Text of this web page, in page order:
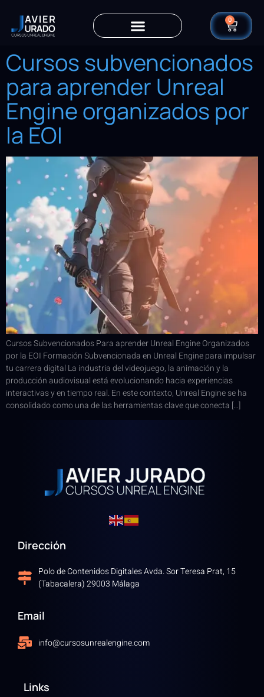
0
Cursos subvencionados
para aprender Unreal
Engine organizados por
la EOI
Cursos Subvencionados Para aprender Unreal Engine Organizados
por la EOI Formación Subvencionada en Unreal Engine para impulsar
tu carrera digital La industria del videojuego, la animación y la
producción audiovisual está evolucionando hacia experiencias
interactivas y en tiempo real. En este contexto, Unreal Engine se ha
consolidado como una de las herramientas clave que conecta […]
Dirección
Polo de Contenidos Digitales Avda. Sor Teresa Prat, 15
(Tabacalera) 29003 Málaga
Email
info@cursosunrealengine.com
Links